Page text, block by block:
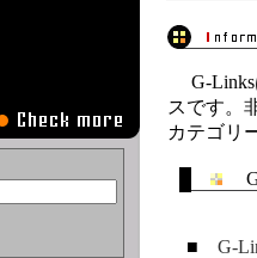
G-Links
スです。
カテゴリ
■ G-